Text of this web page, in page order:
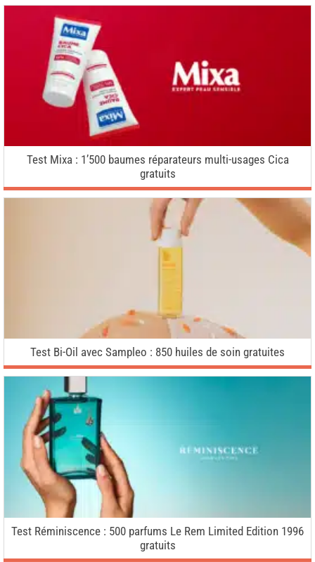
Test Mixa : 1’500 baumes réparateurs multi-usages Cica
gratuits
Test Bi-Oil avec Sampleo : 850 huiles de soin gratuites
Test Réminiscence : 500 parfums Le Rem Limited Edition 1996
gratuits